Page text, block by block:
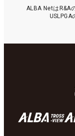
ALBA NetはR&A
USLPGA